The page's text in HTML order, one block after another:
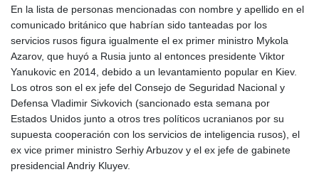
LYD 7.331909
MAD 10.743067
MDL 20.044751
MGA 4918.938878
MKD 61.524236
MMK 2427.596601
MNT 4159.0218
MOP 9.314584
MRU 46.338424
MUR 54.419742
En la lista de personas mencionadas con nombre y apellido en el
comunicado británico que habrían sido tanteadas por los
servicios rusos figura igualmente el ex primer ministro Mykola
Azarov, que huyó a Rusia junto al entonces presidente Viktor
Yanukovic en 2014, debido a un levantamiento popular en Kiev.
Los otros son el ex jefe del Consejo de Seguridad Nacional y
Defensa Vladimir Sivkovich (sancionado esta semana por
Estados Unidos junto a otros tres políticos ucranianos por su
supuesta cooperación con los servicios de inteligencia rusos), el
ex vice primer ministro Serhiy Arbuzov y el ex jefe de gabinete
presidencial Andriy Kluyev.